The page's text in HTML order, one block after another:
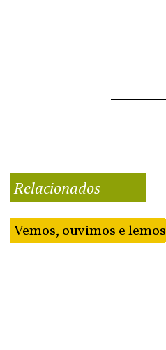
Relacionados
Vemos, ouvimos e lemos